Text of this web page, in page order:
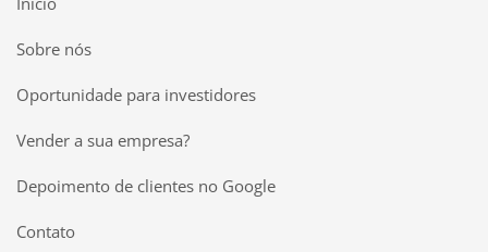
Sobre nós
Oportunidade para investidores
Vender a sua empresa?
Depoimento de clientes no Google
Contato